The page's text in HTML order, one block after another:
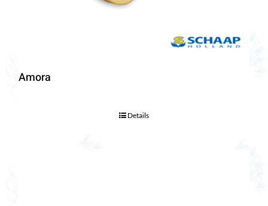
Amora
Details